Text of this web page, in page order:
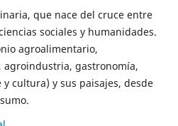
que nace del cruce entre
sociales y humanidades.
agroalimentario,
gastronomía,
cultura) y sus paisajes, desde